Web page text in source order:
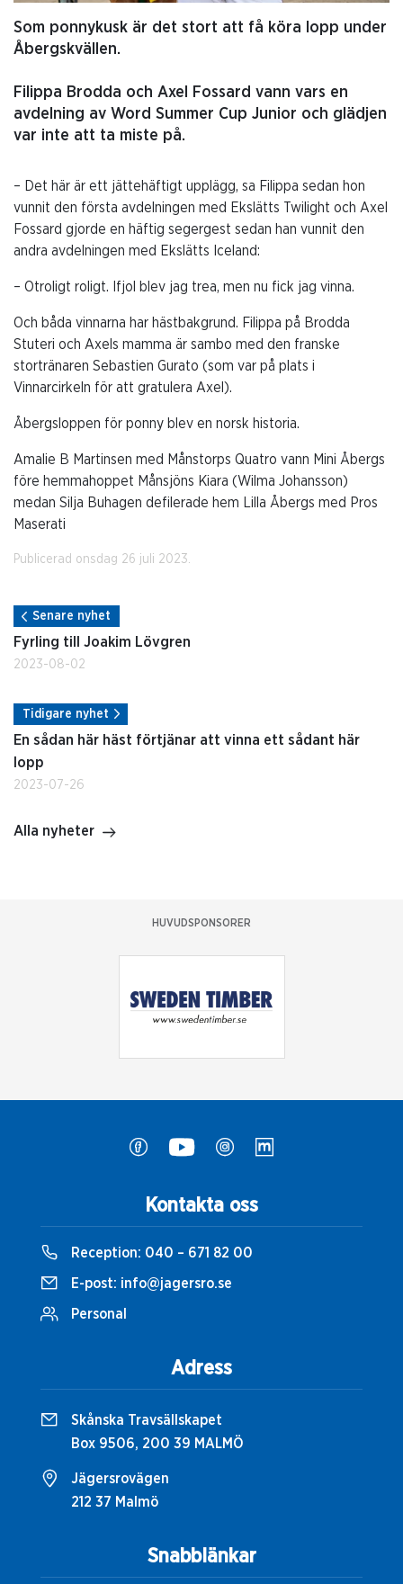
Som ponnykusk är det stort att få köra lopp under
Åbergskvällen.
Filippa Brodda och Axel Fossard vann vars en
avdelning av Word Summer Cup Junior och glädjen
var inte att ta miste på.
– Det här är ett jättehäftigt upplägg, sa Filippa sedan hon
vunnit den första avdelningen med Ekslätts Twilight och Axel
Fossard gjorde en häftig segergest sedan han vunnit den
andra avdelningen med Ekslätts Iceland:
– Otroligt roligt. Ifjol blev jag trea, men nu fick jag vinna.
Och båda vinnarna har hästbakgrund. Filippa på Brodda
Stuteri och Axels mamma är sambo med den franske
stortränaren Sebastien Gurato (som var på plats i
Vinnarcirkeln för att gratulera Axel).
Åbergsloppen för ponny blev en norsk historia.
Amalie B Martinsen med Månstorps Quatro vann Mini Åbergs
före hemmahoppet Månsjöns Kiara (Wilma Johansson)
medan Silja Buhagen defilerade hem Lilla Åbergs med Pros
Maserati
Publicerad onsdag 26 juli 2023.
Senare nyhet
Fyrling till Joakim Lövgren
2023-08-02
Tidigare nyhet
En sådan här häst förtjänar att vinna ett sådant här
lopp
2023-07-26
Alla nyheter
HUVUDSPONSORER
Snabblänkar
Kontakta oss
Reception: 040 – 671 82 00
E-post: info@jagersro.se
Personal
Adress
Skånska Travsällskapet
Box 9506, 200 39 MALMÖ
Jägersrovägen
212 37 Malmö